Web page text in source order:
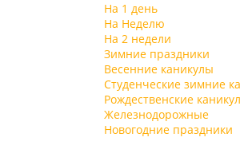
На 1 день
На Неделю
На 2 недели
Зимние праздники
Весенние каникулы
Студенческие зимние
Рождественские
Железнодорожные
Новогодние праздники